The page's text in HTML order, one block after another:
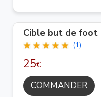
Cible but de foot
(1)
25€
COMMANDER